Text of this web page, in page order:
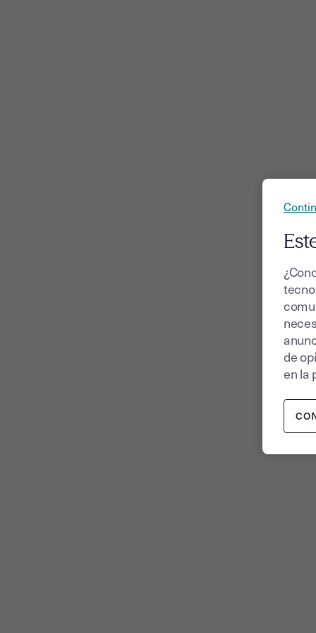
de
en la